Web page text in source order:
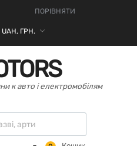
ПОРІВНЯТИ
к авто і електромобілям